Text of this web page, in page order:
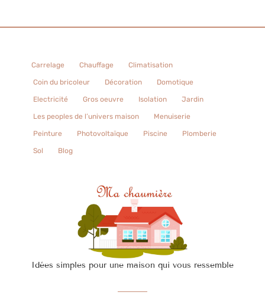
Idées simples pour une maison qui vous ressemble
Carrelage Chauffage Climatisation
Coin du bricoleur Décoration Domotique
Electricité Gros oeuvre Isolation Jardin
Les peoples de l’univers maison Menuiserie
Peinture Photovoltaïque Piscine Plomberie
Sol Blog